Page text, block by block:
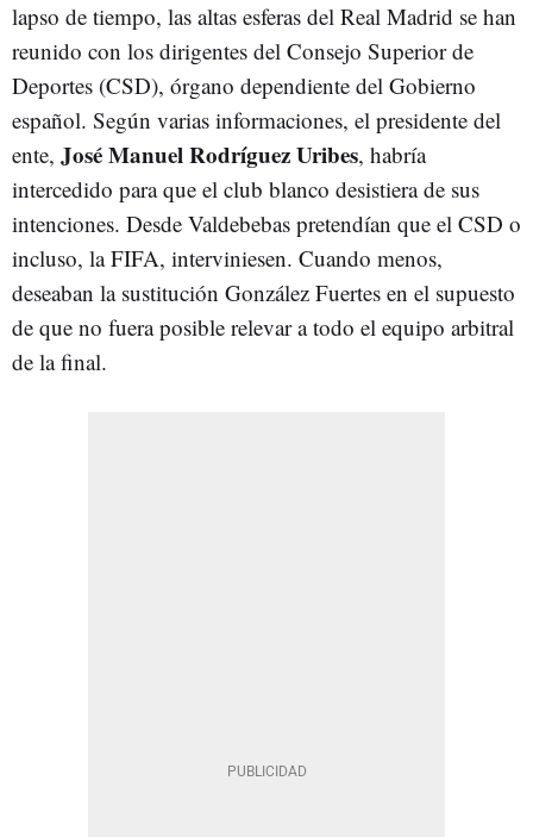
lapso de tiempo, las altas esferas del Real Madrid se han
reunido con los dirigentes del Consejo Superior de
Deportes (CSD), órgano dependiente del Gobierno
español. Según varias informaciones, el presidente del
ente, José Manuel Rodríguez Uribes, habría
intercedido para que el club blanco desistiera de sus
intenciones. Desde Valdebebas pretendían que el CSD o
incluso, la FIFA, interviniesen. Cuando menos,
deseaban la sustitución González Fuertes en el supuesto
de que no fuera posible relevar a todo el equipo arbitral
de la final.